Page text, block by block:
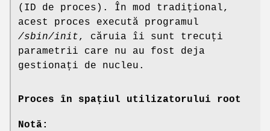
(ID de proces). În mod tradițional,
acest proces execută programul
/sbin/init, căruia îi sunt trecuți
parametrii care nu au fost deja
gestionați de nucleu.
Proces în spațiul utilizatorului root
Notă: